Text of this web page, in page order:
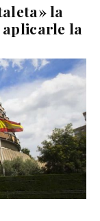
la
aplicarle la